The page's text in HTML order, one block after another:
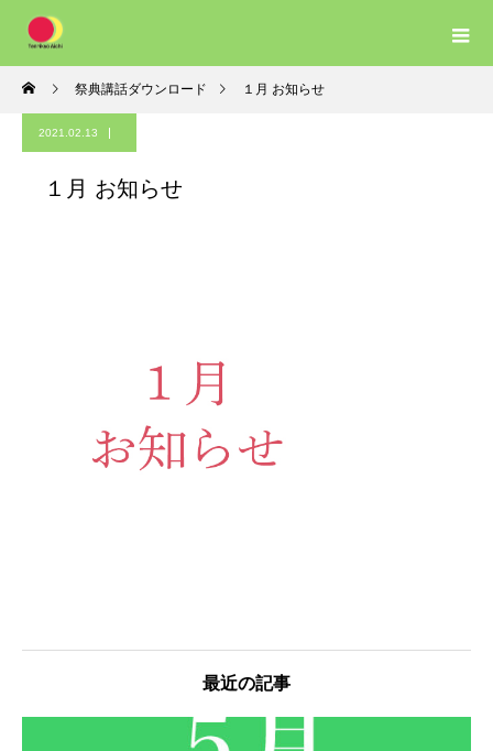
祭典講話ダウンロード １月 お知らせ
2021.02.13
１月 お知らせ
最近の記事